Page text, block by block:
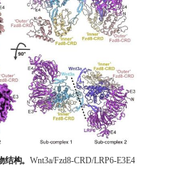
构。 Wnt3a/Fzd8-CRD/LRP6-E3E4